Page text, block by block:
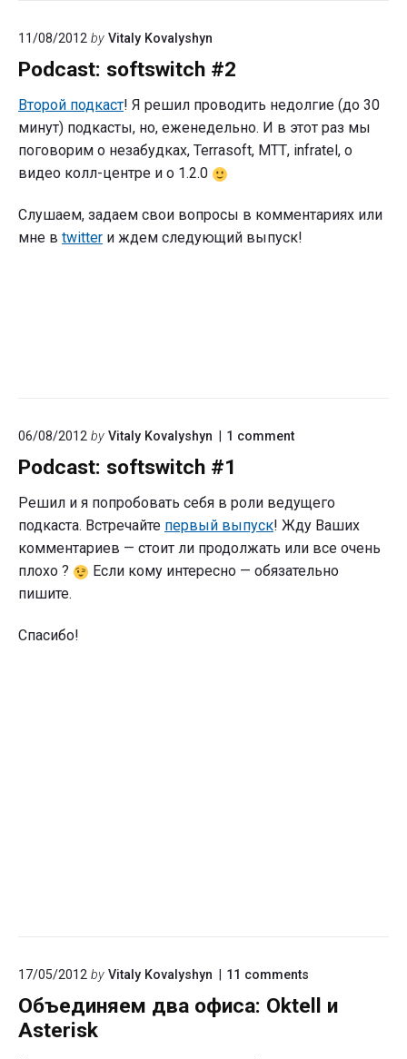
11/08/2012 by Vitaly Kovalyshyn
Podcast: softswitch #2
Второй подкаст! Я решил проводить недолгие (до 30
минут) подкасты, но, еженедельно. И в этот раз мы
поговорим о незабудках, Terrasoft, МТТ, infratel, о
видео колл-центре и о 1.2.0
Слушаем, задаем свои вопросы в комментариях или
мне в twitter и ждем следующий выпуск!
06/08/2012 by Vitaly Kovalyshyn 1 commenton
Podcast: softswitch #1
Решил и я попробовать себя в роли ведущего
подкаста. Встречайте первый выпуск! Жду Ваших
комментариев — стоит ли продолжать или все очень
плохо ?
Если кому интересно — обязательно
пишите.
Спасибо!
17/05/2012 by Vitaly Kovalyshyn 11 comments
два
Объединяем два офиса: Oktell и
Asterisk